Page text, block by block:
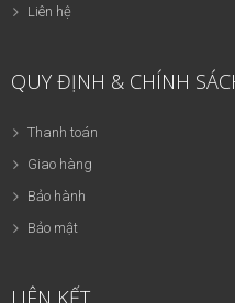
Liên hệ
QUY ĐỊNH & CHÍNH
Thanh toán
Giao hàng
Bảo hành
Bảo mật
LIÊN KẾT